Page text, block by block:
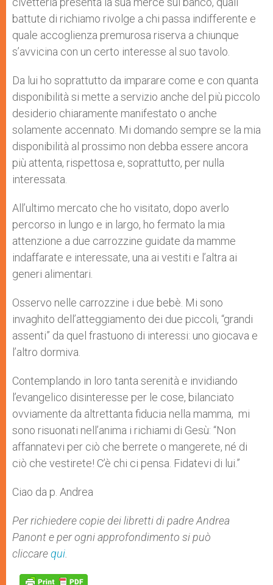
battute di richiamo rivolge a chi passa indifferente e
quale accoglienza premurosa riserva a chiunque
s’avvicina con un certo interesse al suo tavolo.
Da lui ho soprattutto da imparare come e con quanta
disponibilità si mette a servizio anche del più piccolo
desiderio chiaramente manifestato o anche
solamente accennato. Mi domando sempre se la mia
disponibilità al prossimo non debba essere ancora
più attenta, rispettosa e, soprattutto, per nulla
interessata.
All’ultimo mercato che ho visitato, dopo averlo
percorso in lungo e in largo, ho fermato la mia
attenzione a due carrozzine guidate da mamme
indaffarate e interessate, una ai vestiti e l’altra ai
generi alimentari.
Osservo nelle carrozzine i due bebè. Mi sono
invaghito dell’atteggiamento dei due piccoli, “grandi
assenti” da quel frastuono di interessi: uno giocava e
l’altro dormiva.
Contemplando in loro tanta serenità e invidiando
l’evangelico disinteresse per le cose, bilanciato
ovviamente da altrettanta fiducia nella mamma, mi
sono risuonati nell’anima i richiami di Gesù: “Non
affannatevi per ciò che berrete o mangerete, né di
ciò che vestirete! C’è chi ci pensa. Fidatevi di lui.”
Ciao da p. Andrea
Per richiedere copie dei libretti di padre Andrea
Panont e per ogni approfondimento si può
cliccarequi